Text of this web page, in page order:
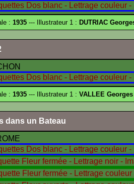
: 1935 --- Illustrateur 1 : DUTRIAC
: 1935 --- Illustrateur 1 : VALLEE Georges
dans un Bateau